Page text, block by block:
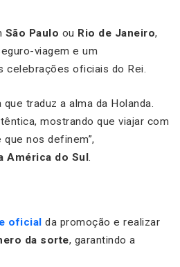
São Paulo ou Rio de Janeiro,
viagem e um
celebrações oficiais do Rei.
traduz a alma da Holanda.
mostrando que viajar com
nos definem”,
América do Sul.
oficial da promoção e realizar
da sorte, garantindo a